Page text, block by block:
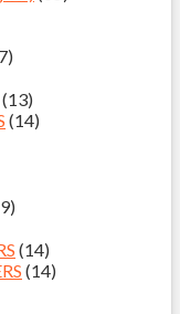
(13)
(14)
(14)
(14)